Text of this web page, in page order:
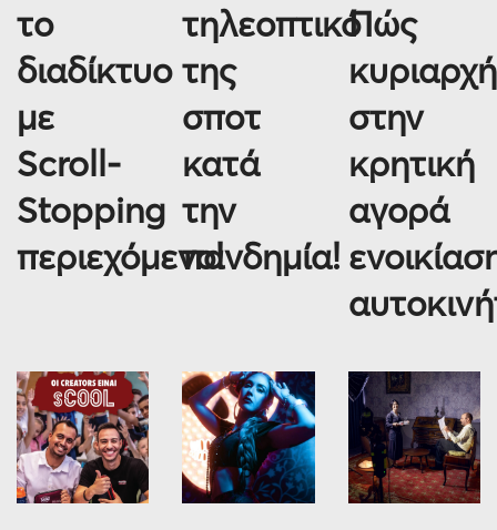
το
διαδίκτυο
με
Scroll-
Stopping
περιεχόμενο!
τηλεοπτικό
της
σποτ
κατά
την
πανδημία!
Πώς
στην
κρητική
αγορά